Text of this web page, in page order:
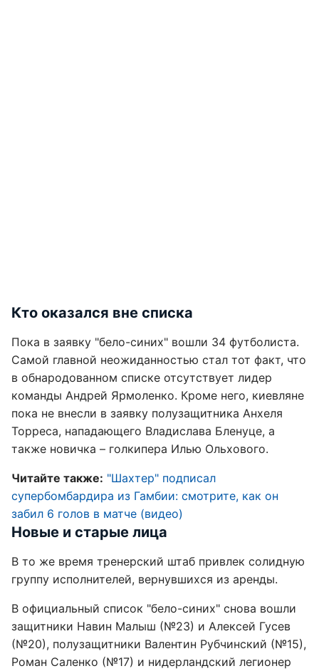
Кто оказался вне списка
Пока в заявку "бело-синих" вошли 34 футболиста.
Самой главной неожиданностью стал тот факт, что
в обнародованном списке отсутствует лидер
команды Андрей Ярмоленко. Кроме него, киевляне
пока не внесли в заявку полузащитника Анхеля
Торреса, нападающего Владислава Бленуце, а
также новичка – голкипера Илью Ольхового.
Читайте также: "Шахтер" подписал
супербомбардира из Гамбии: смотрите, как он
забил 6 голов в матче (видео)
Новые и старые лица
В то же время тренерский штаб привлек солидную
группу исполнителей, вернувшихся из аренды.
В официальный список "бело-синих" снова вошли
защитники Навин Малыш (№23) и Алексей Гусев
(№20), полузащитники Валентин Рубчинский (№15),
Роман Саленко (№17) и нидерландский легионер